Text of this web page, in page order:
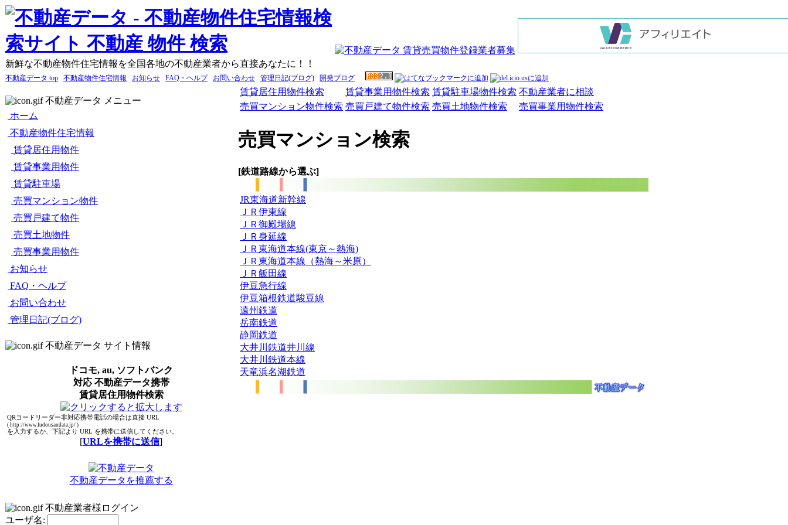
新鮮な不動産物件住宅情報を全国各地の不動産業者から直接あなたに！！
不動産データ top 不動産物件住宅情報 お知らせ FAQ・ヘルプ お問い合わせ 管理日記(ブログ) 開発ブログ
不動産データ メニュー
ホーム
不動産物件住宅情報
賃貸居住用物件
賃貸事業用物件
賃貸駐車場
売買マンション物件
売買戸建て物件
売買土地物件
売買事業用物件
お知らせ
FAQ・ヘルプ
お問い合わせ
管理日記(ブログ)
不動産データ サイト情報
ドコモ, au, ソフトバンク
対応 不動産データ携帯
賃貸居住用物件検索
QRコードリーダー非対応携帯電話の場合は直接 URL
( http://www.fudousandata.jp/ )
を入力するか、下記より URL を携帯に送信してください。
[URLを携帯に送信]
不動産データを推薦する
不動産業者様ログイン
ユーザ名:
賃貸居住用物件検索 賃貸事業用物件検索 賃貸駐車場物件検索 不動産業者に相談
売買マンション物件検索 売買戸建て物件検索 売買土地物件検索 売買事業用物件検索
売買マンション検索
[鉄道路線から選ぶ]
JR東海道新幹線
ＪＲ伊東線
ＪＲ御殿場線
ＪＲ身延線
ＪＲ東海道本線(東京～熱海)
ＪＲ東海道本線（熱海～米原）
ＪＲ飯田線
伊豆急行線
伊豆箱根鉄道駿豆線
遠州鉄道
岳南鉄道
静岡鉄道
大井川鉄道井川線
大井川鉄道本線
天竜浜名湖鉄道